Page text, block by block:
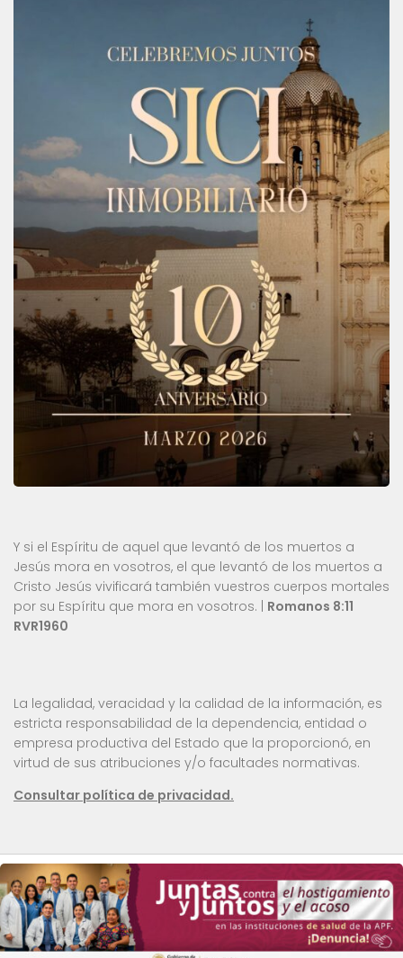
Y si el Espíritu de aquel que levantó de los muertos a
Jesús mora en vosotros, el que levantó de los muertos a
Cristo Jesús vivificará también vuestros cuerpos mortales
por su Espíritu que mora en vosotros. | Romanos 8:11
RVR1960
La legalidad, veracidad y la calidad de la información, es
estricta responsabilidad de la dependencia, entidad o
empresa productiva del Estado que la proporcionó, en
virtud de sus atribuciones y/o facultades normativas.
Consultar política de privacidad.